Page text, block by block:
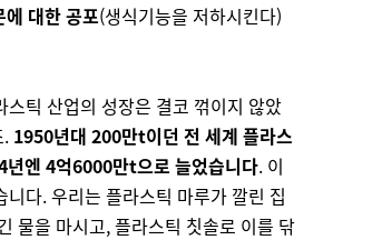
대한 공포(생식기능을 저하시킨다)
틱 산업의 성장은 결코 꺾이지 않았
. 1950년대 200만t이던 전 세계 플라스
엔 4억6000만t으로 늘었습니다. 이
다. 우리는 플라스틱 마루가 깔린 집
물을 마시고, 플라스틱 칫솔로 이를 닦